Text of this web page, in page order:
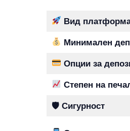
Вид
Минимален
Опции за
Степен на
🛡 Сигурност